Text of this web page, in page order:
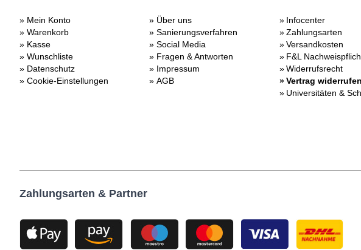
Mein Konto
Warenkorb
Kasse
Wunschliste
Datenschutz
Cookie-Einstellungen
Über uns
Sanierungsverfahren
Social Media
Fragen & Antworten
Impressum
AGB
Infocenter
Zahlungsarten
Versandkosten
F&L
Widerrufsrecht
Vertrag widerrufen
Universitäten &
Zahlungsarten & Partner